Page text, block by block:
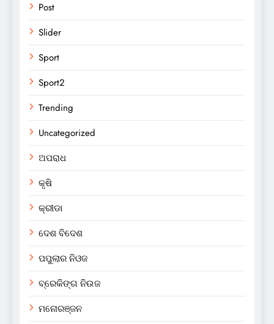
Post
Slider
Sport
Sport2
Trending
Uncategorized
ଅପରାଧ
କୃଷି
କ୍ରୀଡା
ଦେଶ ବିଦେଶ
ପପୁଲାର ନିଓଜ
ବ୍ରେକିଙ୍ଗ ନିଉଜ
ମନୋରଞ୍ଜନ